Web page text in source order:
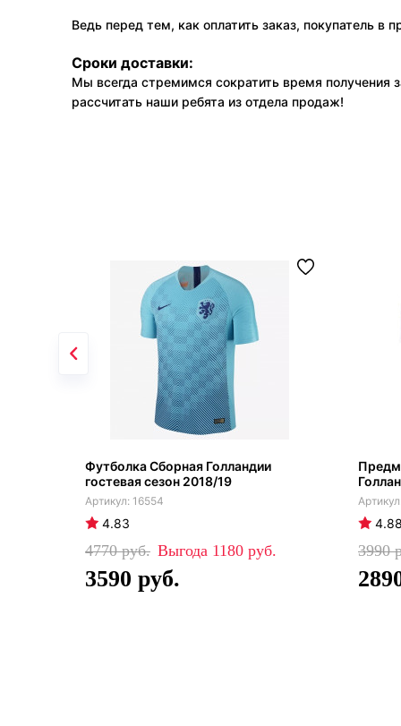
Ведь перед тем, как оплатить заказ, покупатель в
Сроки доставки:
Мы всегда стремимся сократить время получения
рассчитать наши ребята из отдела продаж!
Футболка Сборная Голландии
гостевая сезон 2018/19
16554
4.83
4770 1180
3590
3990